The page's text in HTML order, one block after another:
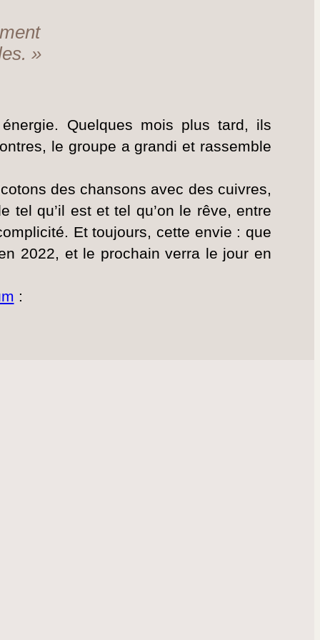
»
Quelques mois plus tard, ils
le groupe a grandi et rassemble
des chansons avec des cuivres,
qu’il est et tel qu’on le rêve, entre
Et toujours, cette envie : que
2022, et le prochain verra le jour en
: